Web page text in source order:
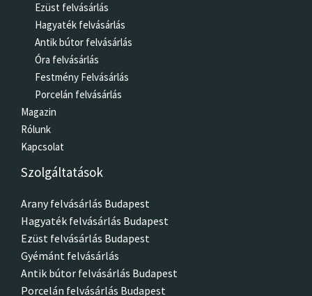
Ezüst felvásárlás
Hagyaték felvásárlás
Antik bútor felvásárlás
Óra felvásárlás
Festmény Felvásárlás
Porcelán felvásárlás
Magazin
Rólunk
Kapcsolat
Szolgáltatások
Arany felvásárlás Budapest
Hagyaték felvásárlás Budapest
Ezüst felvásárlás Budapest
Gyémánt felvásárlás
Antik bútor felvásárlás Budapest
Porcelán felvásárlás Budapest